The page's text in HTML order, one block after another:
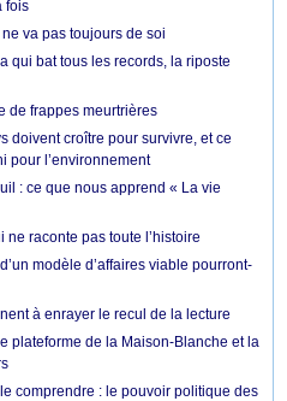
fois
va pas toujours de soi
qui bat tous les records, la riposte
de frappes meurtrières
doivent croître pour survivre, et ce
pour l’environnement
: ce que nous apprend « La vie
ne raconte pas toute l’histoire
modèle d’affaires viable pourront-
à enrayer le recul de la lecture
plateforme de la Maison-Blanche et la
comprendre : le pouvoir politique des